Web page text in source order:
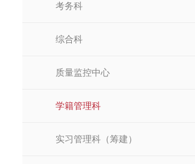
考务科
综合科
质量监控中心
学籍管理科
实习管理科（筹建）